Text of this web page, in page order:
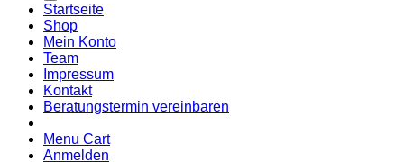
Startseite
Shop
Mein Konto
Team
Impressum
Kontakt
Beratungstermin vereinbaren
Menu Cart
Anmelden